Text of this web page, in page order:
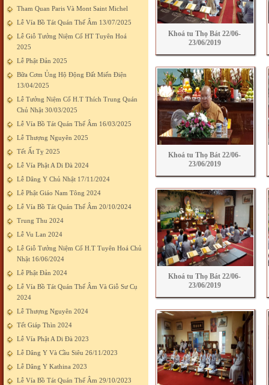
Tham Quan Paris Và Mont Saint Michel
Lễ Vía Bồ Tát Quán Thế Âm 13/07/2025
Lễ Giỗ Tưởng Niệm Cố HT Tuyên Hoá
2025
Lễ Phật Đản 2025
Bữa Cơm Ủng Hộ Động Đất Miến Điện
13/04/2025
Lễ Tưởng Niệm Cố H.T Thích Trung Quán
Chủ Nhật 30/03/2025
Lễ Vía Bồ Tát Quán Thế Âm 16/03/2025
Lễ Thượng Nguyên 2025
Tết Ất Tỵ 2025
Lễ Vía Phật A Di Đà 2024
Lễ Dâng Y Chủ Nhật 17/11/2024
Lễ Phật Giáo Nam Tông 2024
Lễ Vía Bồ Tát Quán Thế Âm 20/10/2024
Trung Thu 2024
Lễ Vu Lan 2024
Lễ Giỗ Tưởng Niệm Cố H.T Tuyên Hoá Chủ
Nhật 16/06/2024
Lễ Phật Đản 2024
Lễ Vía Bồ Tát Quán Thế Âm Và Giỗ Sư Cụ
2024
Lễ Thượng Nguyên 2024
Tết Giáp Thìn 2024
Lễ Vía Phật A Di Đà 2023
Lễ Dâng Y Và Cầu Siêu 26/11/2023
Lễ Dâng Y Kathina 2023
Lễ Vía Bồ Tát Quán Thế Âm 29/10/2023
Khoá tu Thọ Bát 22/06-
23/06/2019
Khoá tu Thọ Bát 22/06-
23/06/2019
Khoá tu Thọ Bát 22/06-
23/06/2019